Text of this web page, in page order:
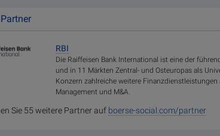
RBI
Die Raiffeisen Bank International ist eine der
und in 11 Märkten Zentral- und Osteuropas als
Konzern zahlreiche weitere
Management und M&A.
Sie 55 weitere Partner auf boerse-social.com/partner